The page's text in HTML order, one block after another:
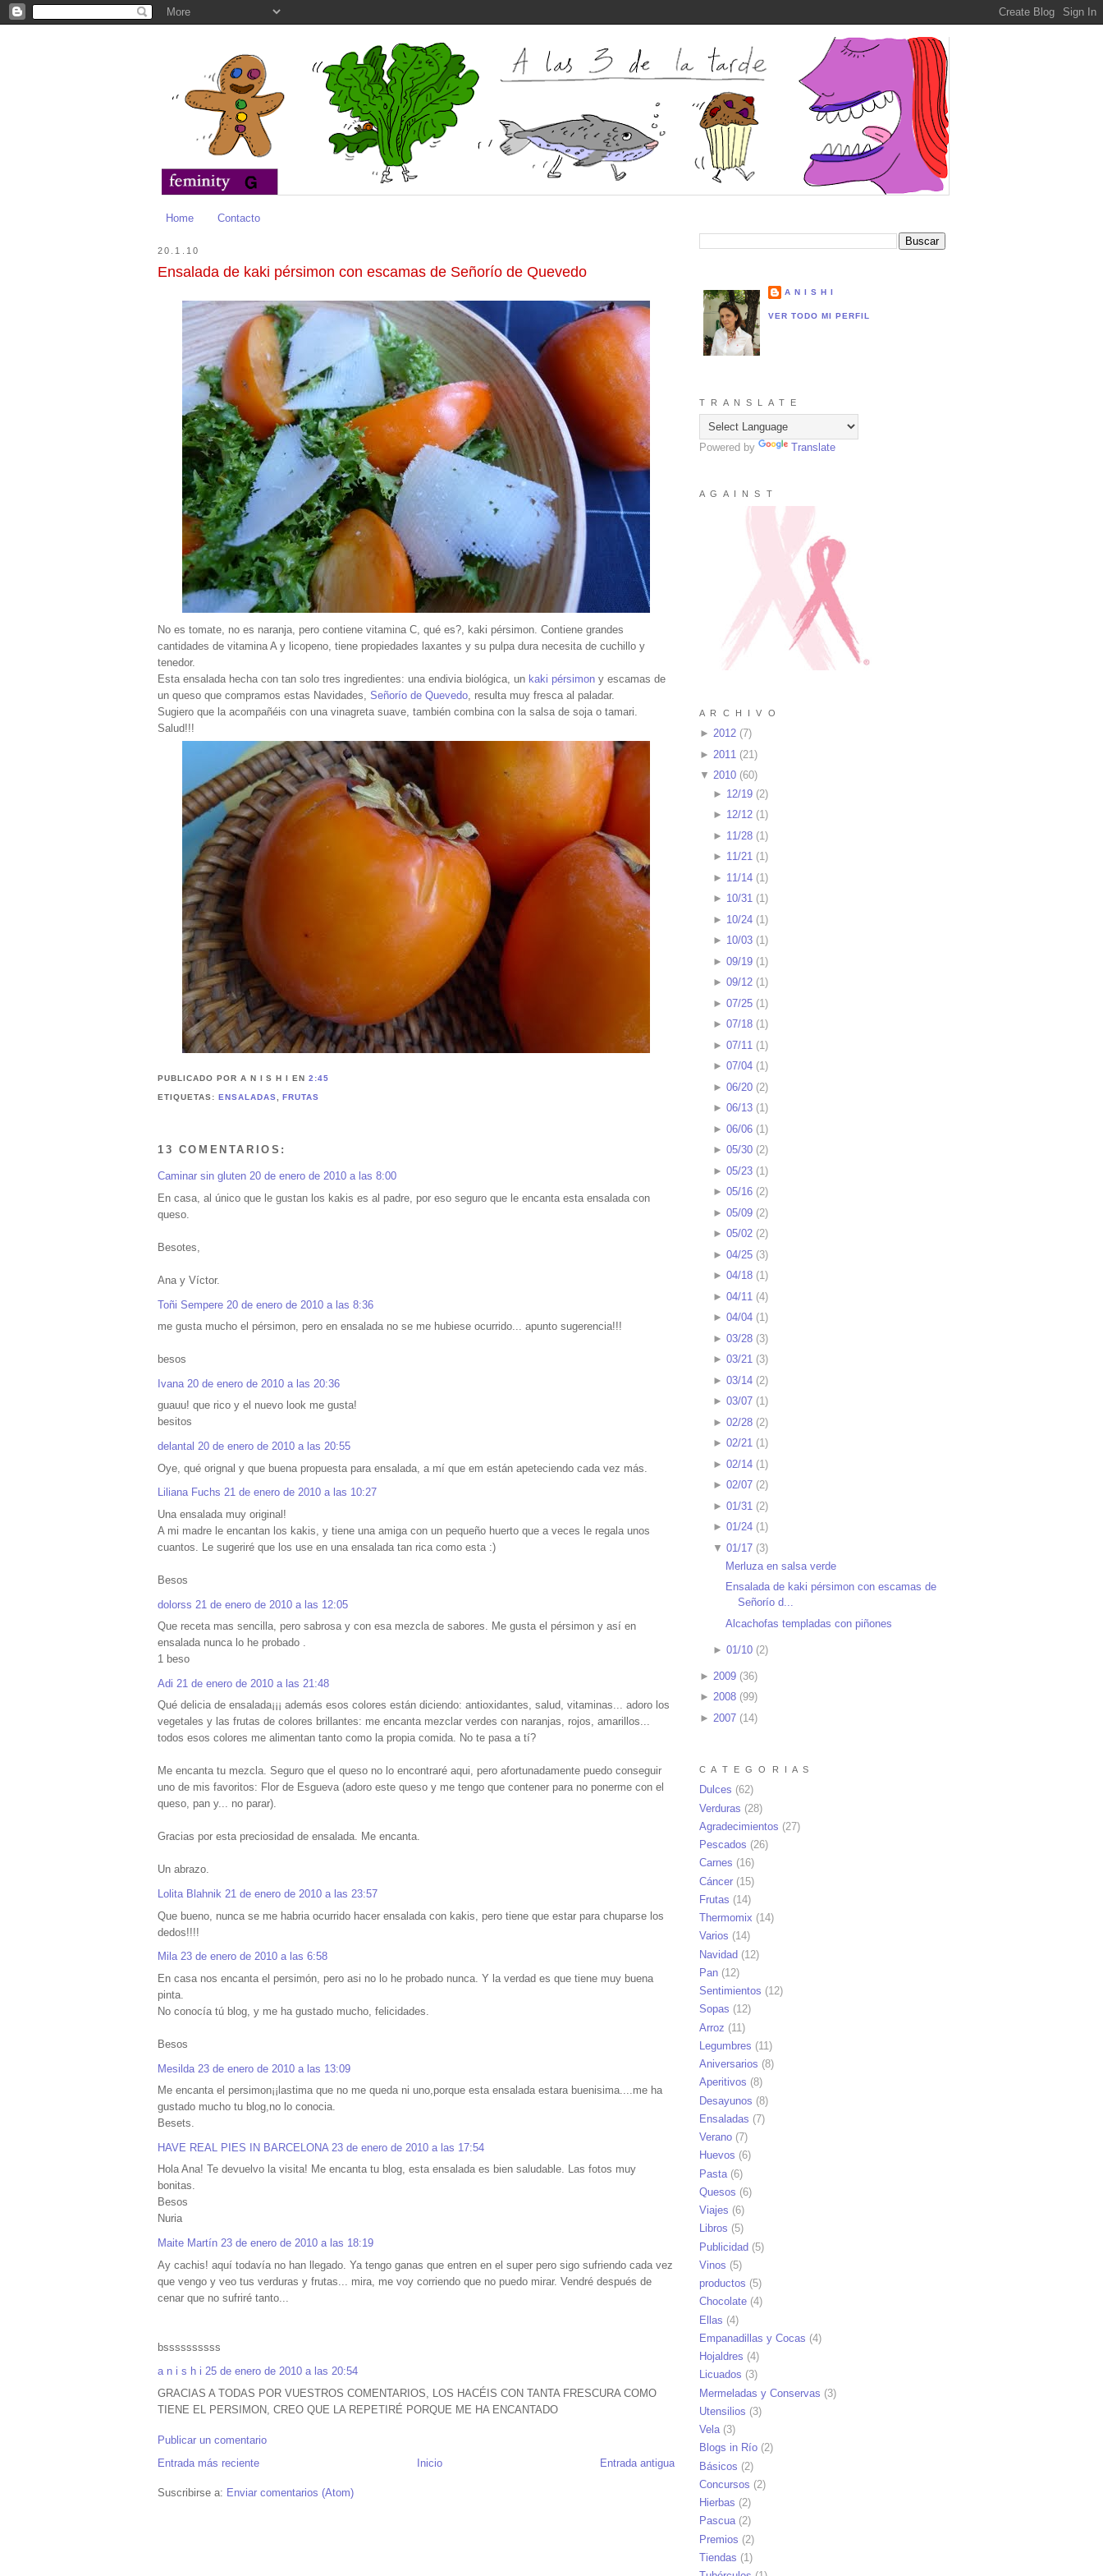
Home Contacto
20.1.10
Ensalada de kaki pérsimon con escamas de Señorío de Quevedo
No es tomate, no es naranja, pero contiene vitamina C, qué es?, kaki pérsimon. Contiene grandes
cantidades de vitamina A y licopeno, tiene propiedades laxantes y su pulpa dura necesita de cuchillo y
tenedor.
Esta ensalada hecha con tan solo tres ingredientes: una endivia biológica, un kaki pérsimon y escamas de
un queso que compramos estas Navidades, Señorío de Quevedo , resulta muy fresca al paladar.
Sugiero que la acompañéis con una vinagreta suave, también combina con la salsa de soja o tamari.
Salud!!!
PUBLICADO POR A N I S H IEN2:45
ETIQUETAS: ENSALADAS ,FRUTAS
13 COMENTARIOS:
Caminar sin gluten 20 de enero de 2010 a las 8:00
En casa, al único que le gustan los kakis es al padre, por eso seguro que le encanta esta ensalada con
queso.
Besotes,
Ana y Víctor.
Toñi Sempere 20 de enero de 2010 a las 8:36
me gusta mucho el pérsimon, pero en ensalada no se me hubiese ocurrido... apunto sugerencia!!!
besos
Ivana 20 de enero de 2010 a las 20:36
guauu! que rico y el nuevo look me gusta!
besitos
delantal 20 de enero de 2010 a las 20:55
Oye, qué orignal y que buena propuesta para ensalada, a mí que em están apeteciendo cada vez más.
Liliana Fuchs 21 de enero de 2010 a las 10:27
Una ensalada muy original!
A mi madre le encantan los kakis, y tiene una amiga con un pequeño huerto que a veces le regala unos
cuantos. Le sugeriré que los use en una ensalada tan rica como esta :)
Besos
dolorss 21 de enero de 2010 a las 12:05
Que receta mas sencilla, pero sabrosa y con esa mezcla de sabores. Me gusta el pérsimon y así en
ensalada nunca lo he probado .
1 beso
Adi 21 de enero de 2010 a las 21:48
Qué delicia de ensalada¡¡¡ además esos colores están diciendo: antioxidantes, salud, vitaminas... adoro los
vegetales y las frutas de colores brillantes: me encanta mezclar verdes con naranjas, rojos, amarillos...
todos esos colores me alimentan tanto como la propia comida. No te pasa a tí?
Me encanta tu mezcla. Seguro que el queso no lo encontraré aqui, pero afortunadamente puedo conseguir
uno de mis favoritos: Flor de Esgueva (adoro este queso y me tengo que contener para no ponerme con el
queso, pan y... no parar).
Gracias por esta preciosidad de ensalada. Me encanta.
Un abrazo.
Lolita Blahnik 21 de enero de 2010 a las 23:57
Que bueno, nunca se me habria ocurrido hacer ensalada con kakis, pero tiene que estar para chuparse los
dedos!!!!
Mila 23 de enero de 2010 a las 6:58
En casa nos encanta el persimón, pero asi no lo he probado nunca. Y la verdad es que tiene muy buena
pinta.
No conocía tú blog, y me ha gustado mucho, felicidades.
Besos
Mesilda 23 de enero de 2010 a las 13:09
Me encanta el persimon¡¡lastima que no me queda ni uno,porque esta ensalada estara buenisima....me ha
gustado mucho tu blog,no lo conocia.
Besets.
HAVE REAL PIES IN BARCELONA 23 de enero de 2010 a las 17:54
Hola Ana! Te devuelvo la visita! Me encanta tu blog, esta ensalada es bien saludable. Las fotos muy
bonitas.
Besos
Nuria
Maite Martín 23 de enero de 2010 a las 18:19
Ay cachis! aquí todavía no han llegado. Ya tengo ganas que entren en el super pero sigo sufriendo cada vez
que vengo y veo tus verduras y frutas... mira, me voy corriendo que no puedo mirar. Vendré después de
cenar que no sufriré tanto...
bssssssssss
a n i s h i 25 de enero de 2010 a las 20:54
GRACIAS A TODAS POR VUESTROS COMENTARIOS, LOS HACÉIS CON TANTA FRESCURA COMO
TIENE EL PERSIMON, CREO QUE LA REPETIRÉ PORQUE ME HA ENCANTADO
Publicar un comentario
Entrada más reciente
Entrada antigua
Inicio
Suscribirse a: Enviar comentarios (Atom)
A N I S H I
VER TODO MI PERFIL
T R A N S L A T E
Powered by Translate
A G A I N S T
A R C H I V O
► 2012 (7)
► 2011 (21 )
▼ 2010 (60)
► 12/19(2)
► 12/12(1)
► 11/28(1)
► 11/21(1)
► 11/14(1)
► 10/31(1)
► 10/24(1)
► 10/03(1)
► 09/19(1)
► 09/12(1)
► 07/25(1)
► 07/18(1)
► 07/11 (1)
► 07/04(1)
► 06/20(2)
► 06/13(1)
► 06/06(1)
► 05/30(2)
► 05/23(1)
► 05/16(2)
► 05/09(2)
► 05/02(2)
► 04/25(3)
► 04/18(1)
► 04/11 (4)
► 04/04(1)
► 03/28(3)
► 03/21(3)
► 03/14(2)
► 03/07(1)
► 02/28(2)
► 02/21(1)
► 02/14(1)
► 02/07(2)
► 01/31 (2)
► 01/24(1)
▼ 01/17(3)
Merluza en salsa verde
Ensalada de kaki pérsimon con escamas de
Señorío d...
Alcachofas templadas con piñones
► 01/10(2)
► 2009 (36)
► 2008 (99)
► 2007 (14)
C A T E G O R I A S
Dulces (62)
Verduras (28)
Agradecimientos (27)
Pescados (26)
Carnes (16)
Cáncer (15)
Frutas (14)
Thermomix (14)
Varios (14)
Navidad (12)
Pan (12)
Sentimientos (12)
Sopas (12)
Arroz (11)
Legumbres (11)
Aniversarios (8)
Aperitivos (8)
Desayunos (8)
Ensaladas (7)
Verano (7)
Huevos (6)
Pasta (6)
Quesos (6)
Viajes (6)
Libros (5)
Publicidad (5)
Vinos (5)
productos (5)
Chocolate (4)
Ellas (4)
Empanadillas y Cocas (4)
Hojaldres (4)
Licuados (3)
Mermeladas y Conservas (3)
Utensilios (3)
Vela(3)
Blogs in Río (2)
Básicos (2)
Concursos (2)
Hierbas (2)
Pascua(2)
Premios (2)
Tiendas (1)